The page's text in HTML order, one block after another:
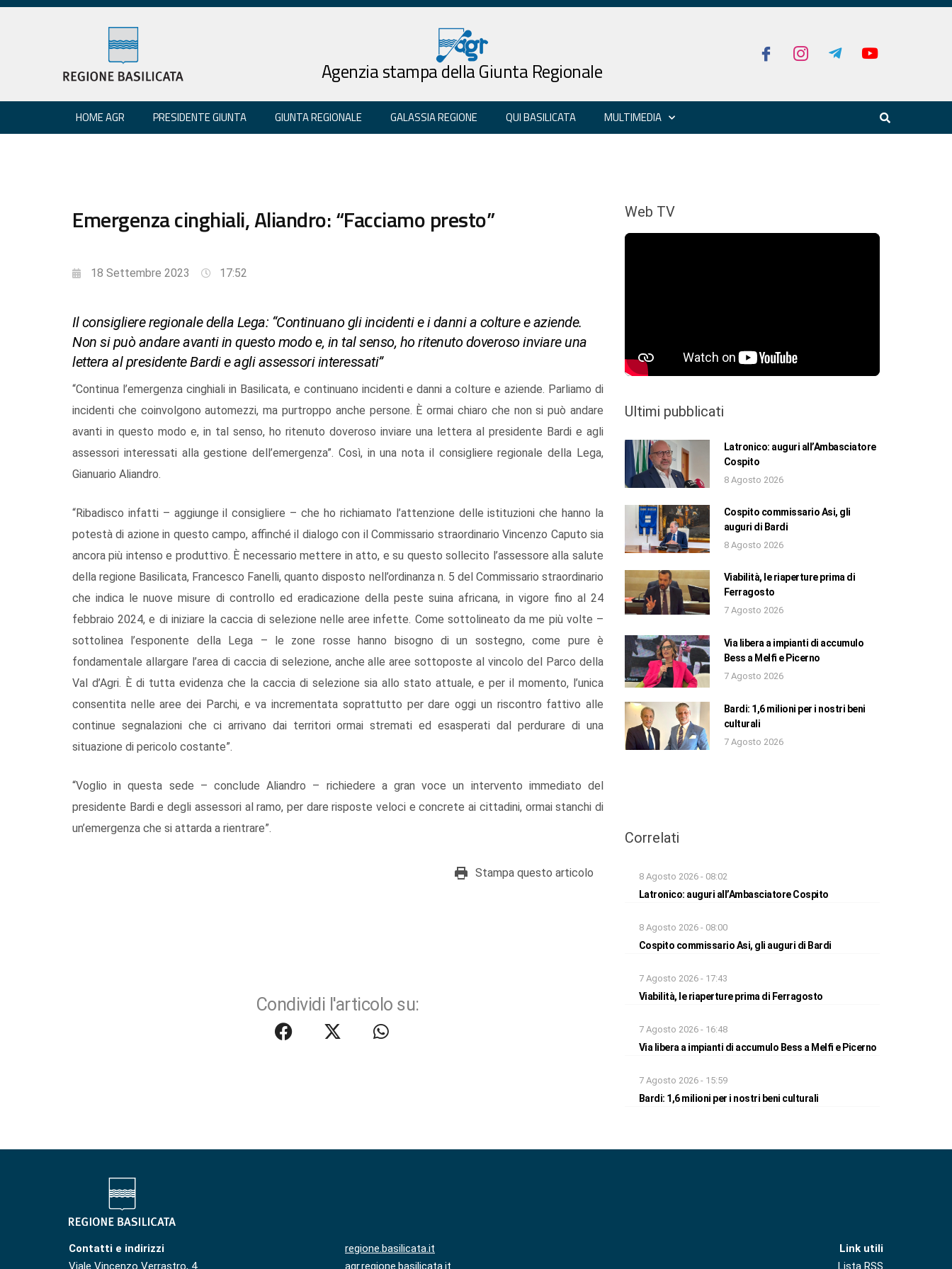
Agenzia stampa della Giunta Regionale
HOME AGR PRESIDENTE GIUNTA GIUNTA REGIONALE GALASSIA REGIONE QUI BASILICATA MULTIMEDIA
Emergenza cinghiali, Aliandro: “Facciamo presto”
18 Settembre 2023 17:52
Il consigliere regionale della Lega: “Continuano gli incidenti e i danni a colture e aziende.
Non si può andare avanti in questo modo e, in tal senso, ho ritenuto doveroso inviare una
lettera al presidente Bardi e agli assessori interessati”
“Continua l’emergenza cinghiali in Basilicata, e continuano incidenti e danni a colture e aziende. Parliamo di
incidenti che coinvolgono automezzi, ma purtroppo anche persone. È ormai chiaro che non si può andare
avanti in questo modo e, in tal senso, ho ritenuto doveroso inviare una lettera al presidente Bardi e agli
assessori interessati alla gestione dell’emergenza”. Così, in una nota il consigliere regionale della Lega,
Gianuario Aliandro.
“Ribadisco infatti – aggiunge il consigliere – che ho richiamato l’attenzione delle istituzioni che hanno la
potestà di azione in questo campo, affinché il dialogo con il Commissario straordinario Vincenzo Caputo sia
ancora più intenso e produttivo. È necessario mettere in atto, e su questo sollecito l’assessore alla salute
della regione Basilicata, Francesco Fanelli, quanto disposto nell’ordinanza n. 5 del Commissario straordinario
che indica le nuove misure di controllo ed eradicazione della peste suina africana, in vigore fino al 24
febbraio 2024, e di iniziare la caccia di selezione nelle aree infette. Come sottolineato da me più volte –
sottolinea l’esponente della Lega – le zone rosse hanno bisogno di un sostegno, come pure è
fondamentale allargare l’area di caccia di selezione, anche alle aree sottoposte al vincolo del Parco della
Val d’Agri. È di tutta evidenza che la caccia di selezione sia allo stato attuale, e per il momento, l’unica
consentita nelle aree dei Parchi, e va incrementata soprattutto per dare oggi un riscontro fattivo alle
continue segnalazioni che ci arrivano dai territori ormai stremati ed esasperati dal perdurare di una
situazione di pericolo costante”.
“Voglio in questa sede – conclude Aliandro – richiedere a gran voce un intervento immediato del
presidente Bardi e degli assessori al ramo, per dare risposte veloci e concrete ai cittadini, ormai stanchi di
un’emergenza che si attarda a rientrare”.
Stampa questo articolo
Condividi l'articolo su:
Web TV
Ultimi pubblicati
Latronico: auguri all’Ambasciatore
Cospito
8 Agosto 2026
Cospito commissario Asi, gli
auguri di Bardi
8 Agosto 2026
Viabilità, le riaperture prima di
Ferragosto
7 Agosto 2026
Via libera a impianti di accumulo
Bess a Melfi e Picerno
7 Agosto 2026
Bardi: 1,6 milioni per i nostri beni
culturali
7 Agosto 2026
Correlati
8 Agosto 2026 - 08:02
Latronico: auguri all’Ambasciatore Cospito
8 Agosto 2026 - 08:00
Cospito commissario Asi, gli auguri di Bardi
7 Agosto 2026 - 17:43
Viabilità, le riaperture prima di Ferragosto
7 Agosto 2026 - 16:48
Via libera a impianti di accumulo Bess a Melfi e Picerno
7 Agosto 2026 - 15:59
Bardi: 1,6 milioni per i nostri beni culturali
Contatti e indirizzi
Viale Vincenzo Verrastro, 4
regione.basilicata.it
agr.regione.basilicata.it
Link utili
Lista RSS